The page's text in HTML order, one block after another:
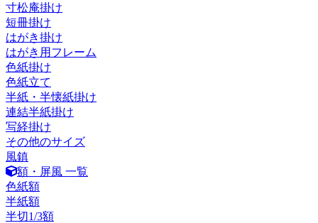
寸松庵掛け
短冊掛け
はがき掛け
はがき用フレーム
色紙掛け
色紙立て
半紙・半懐紙掛け
連結半紙掛け
写経掛け
その他のサイズ
風鎮
額・屏風 一覧
色紙額
半紙額
半切1/3額